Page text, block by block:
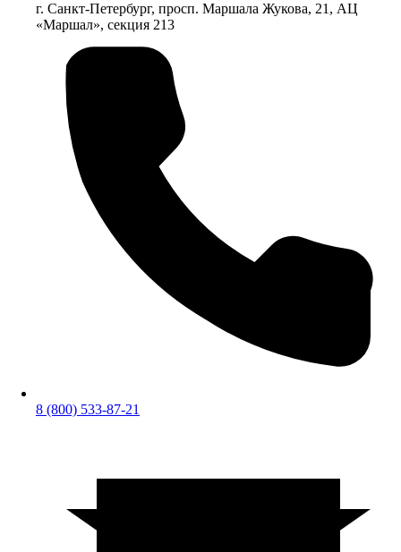
г. Санкт-Петербург, просп. Маршала Жукова, 21, АЦ
«Маршал», секция 213
8 (800) 533-87-21